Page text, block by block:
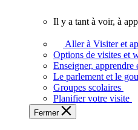
voir,
apprendre
et
Il y a tant à voir, à
Aller à Visiter et
Options de visites et
Enseigner, apprendre
Le parlement et le
Groupes scolaires
Planifier votre visite
Fermer